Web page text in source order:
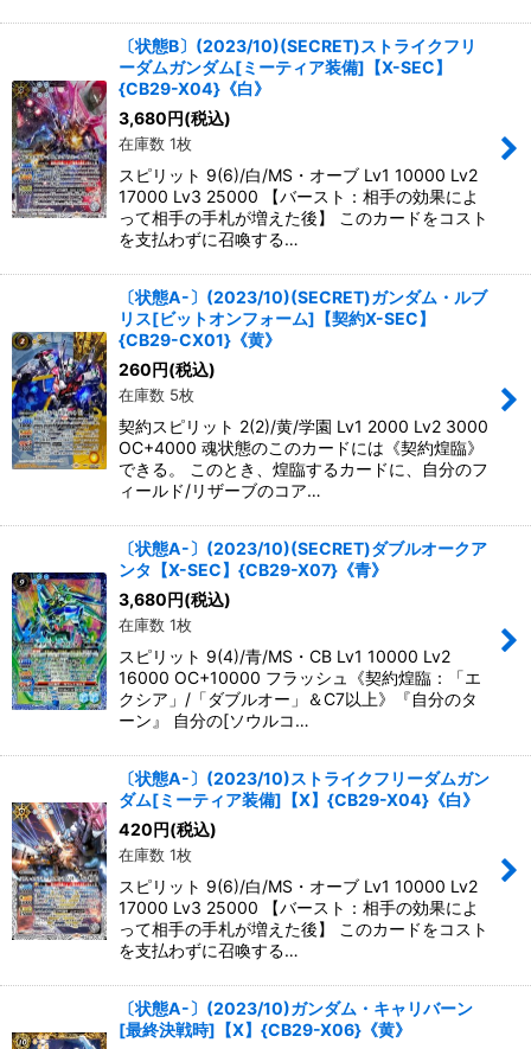
〔状態B〕(2023/10)(SECRET)ストライクフリ
ーダムガンダム[ミーティア装備]【X-SEC】
{CB29-X04}《白》
3,680 円(税込)
在庫数 1枚
スピリット 9(6)/白/MS・オーブ Lv1 10000 Lv2
17000 Lv3 25000 【バースト：相手の効果によ
って相手の手札が増えた後】 このカードをコスト
を支払わずに召喚する…
〔状態A-〕(2023/10)(SECRET)ガンダム・ルブ
リス[ビットオンフォーム]【契約X-SEC】
{CB29-CX01}《黄》
260 円(税込)
在庫数 5枚
契約スピリット 2(2)/黄/学園 Lv1 2000 Lv2 3000
OC+4000 魂状態のこのカードには《契約煌臨》
できる。 このとき、煌臨するカードに、自分のフ
ィールド/リザーブのコア…
〔状態A-〕(2023/10)(SECRET)ダブルオークア
ンタ【X-SEC】{CB29-X07}《青》
3,680 円(税込)
在庫数 1枚
スピリット 9(4)/青/MS・CB Lv1 10000 Lv2
16000 OC+10000 フラッシュ《契約煌臨：「エ
クシア」/「ダブルオー」＆C7以上》『自分のタ
ーン』 自分の[ソウルコ…
〔状態A-〕(2023/10)ストライクフリーダムガン
ダム[ミーティア装備]【X】{CB29-X04}《白》
420 円(税込)
在庫数 1枚
スピリット 9(6)/白/MS・オーブ Lv1 10000 Lv2
17000 Lv3 25000 【バースト：相手の効果によ
って相手の手札が増えた後】 このカードをコスト
を支払わずに召喚する…
〔状態A-〕(2023/10)ガンダム・キャリバーン
[最終決戦時]【X】{CB29-X06}《黄》